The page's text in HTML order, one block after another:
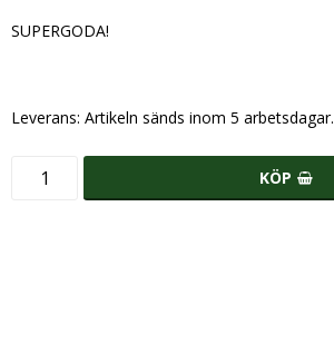
SUPERGODA!
Leverans: Artikeln sänds inom 5 arbetsdagar.
KÖP